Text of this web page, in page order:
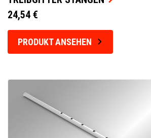
24,54 €
PRODUKT ANSEHEN